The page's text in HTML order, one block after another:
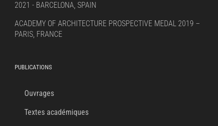
2021 - BARCELONA, SPAIN
ACADEMY OF ARCHITECTURE PROSPECTIVE MEDAL 2019 –
PARIS, FRANCE
PUBLICATIONS
Ouvrages
Textes académiques